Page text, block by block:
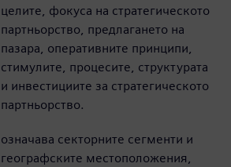
целите, фокуса на стратегическото
партньорство, предлагането на
пазара, оперативните принципи,
стимулите, процесите, структурата
и инвестициите за стратегическото
партньорство.
означава секторните сегменти и
географските местоположения,